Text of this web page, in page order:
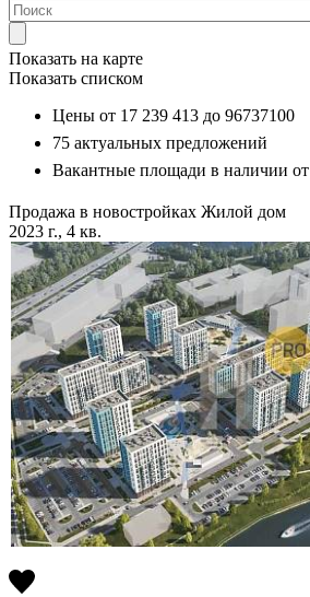
Показать на карте
Показать списком
Цены от 17 239 413 до 96737100
75 актуальных предложений
Вакантные площади в наличии от
Продажа в новостройках Жилой дом
2023 г., 4 кв.